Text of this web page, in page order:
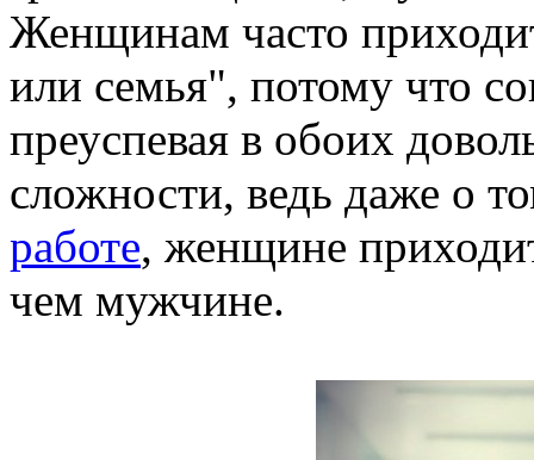
Женщинам часто
или семья", потому что
преуспевая в обоих
сложности, ведь даже о
работе, женщине
чем мужчине.